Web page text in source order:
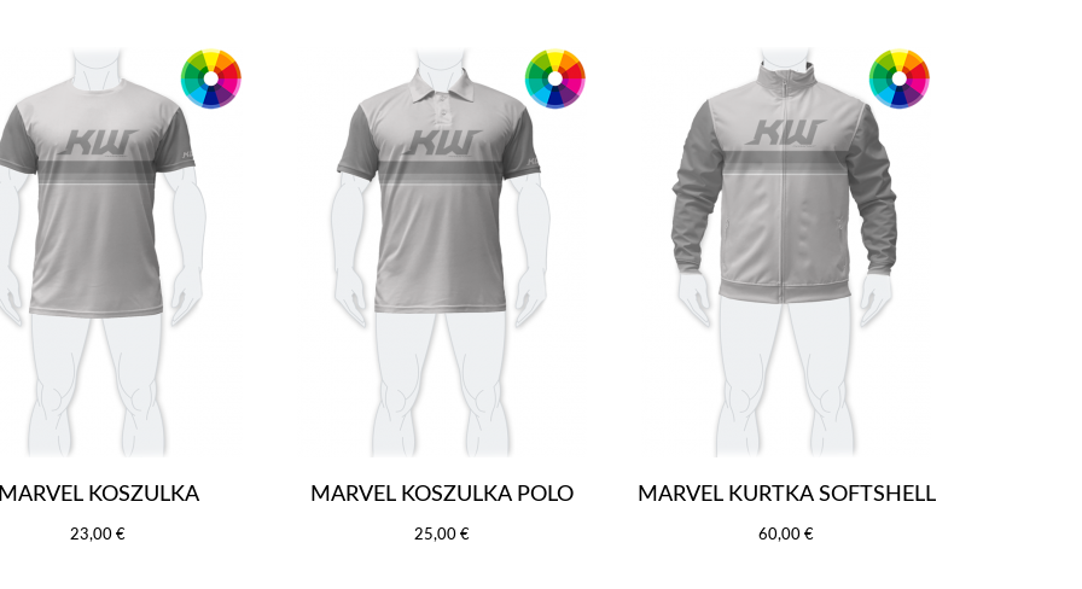
KOSZULKA
23,00 €
MARVEL KOSZULKA POLO
25,00 €
MARVEL KURTKA SOFTSHELL
60,00 €